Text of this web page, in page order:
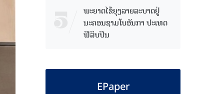
ພະຍາດໄຂ້ຍຸງລາຍລະບາດຢູ່
ນະຄອນຊາມໂບ​ອັນກາ ປະເທດ
ຟີລິບປິນ
EPaper